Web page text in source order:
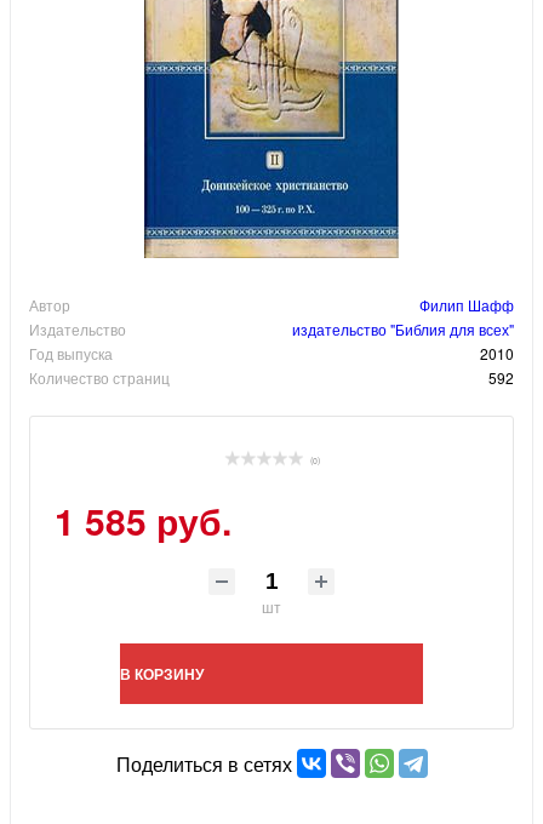
Автор
Филип Шафф
Издательство
издательство "Библия для всех"
Год выпуска
2010
Количество страниц
592
(0)
1 585 руб.
шт
В КОРЗИНУ
Поделиться в сетях